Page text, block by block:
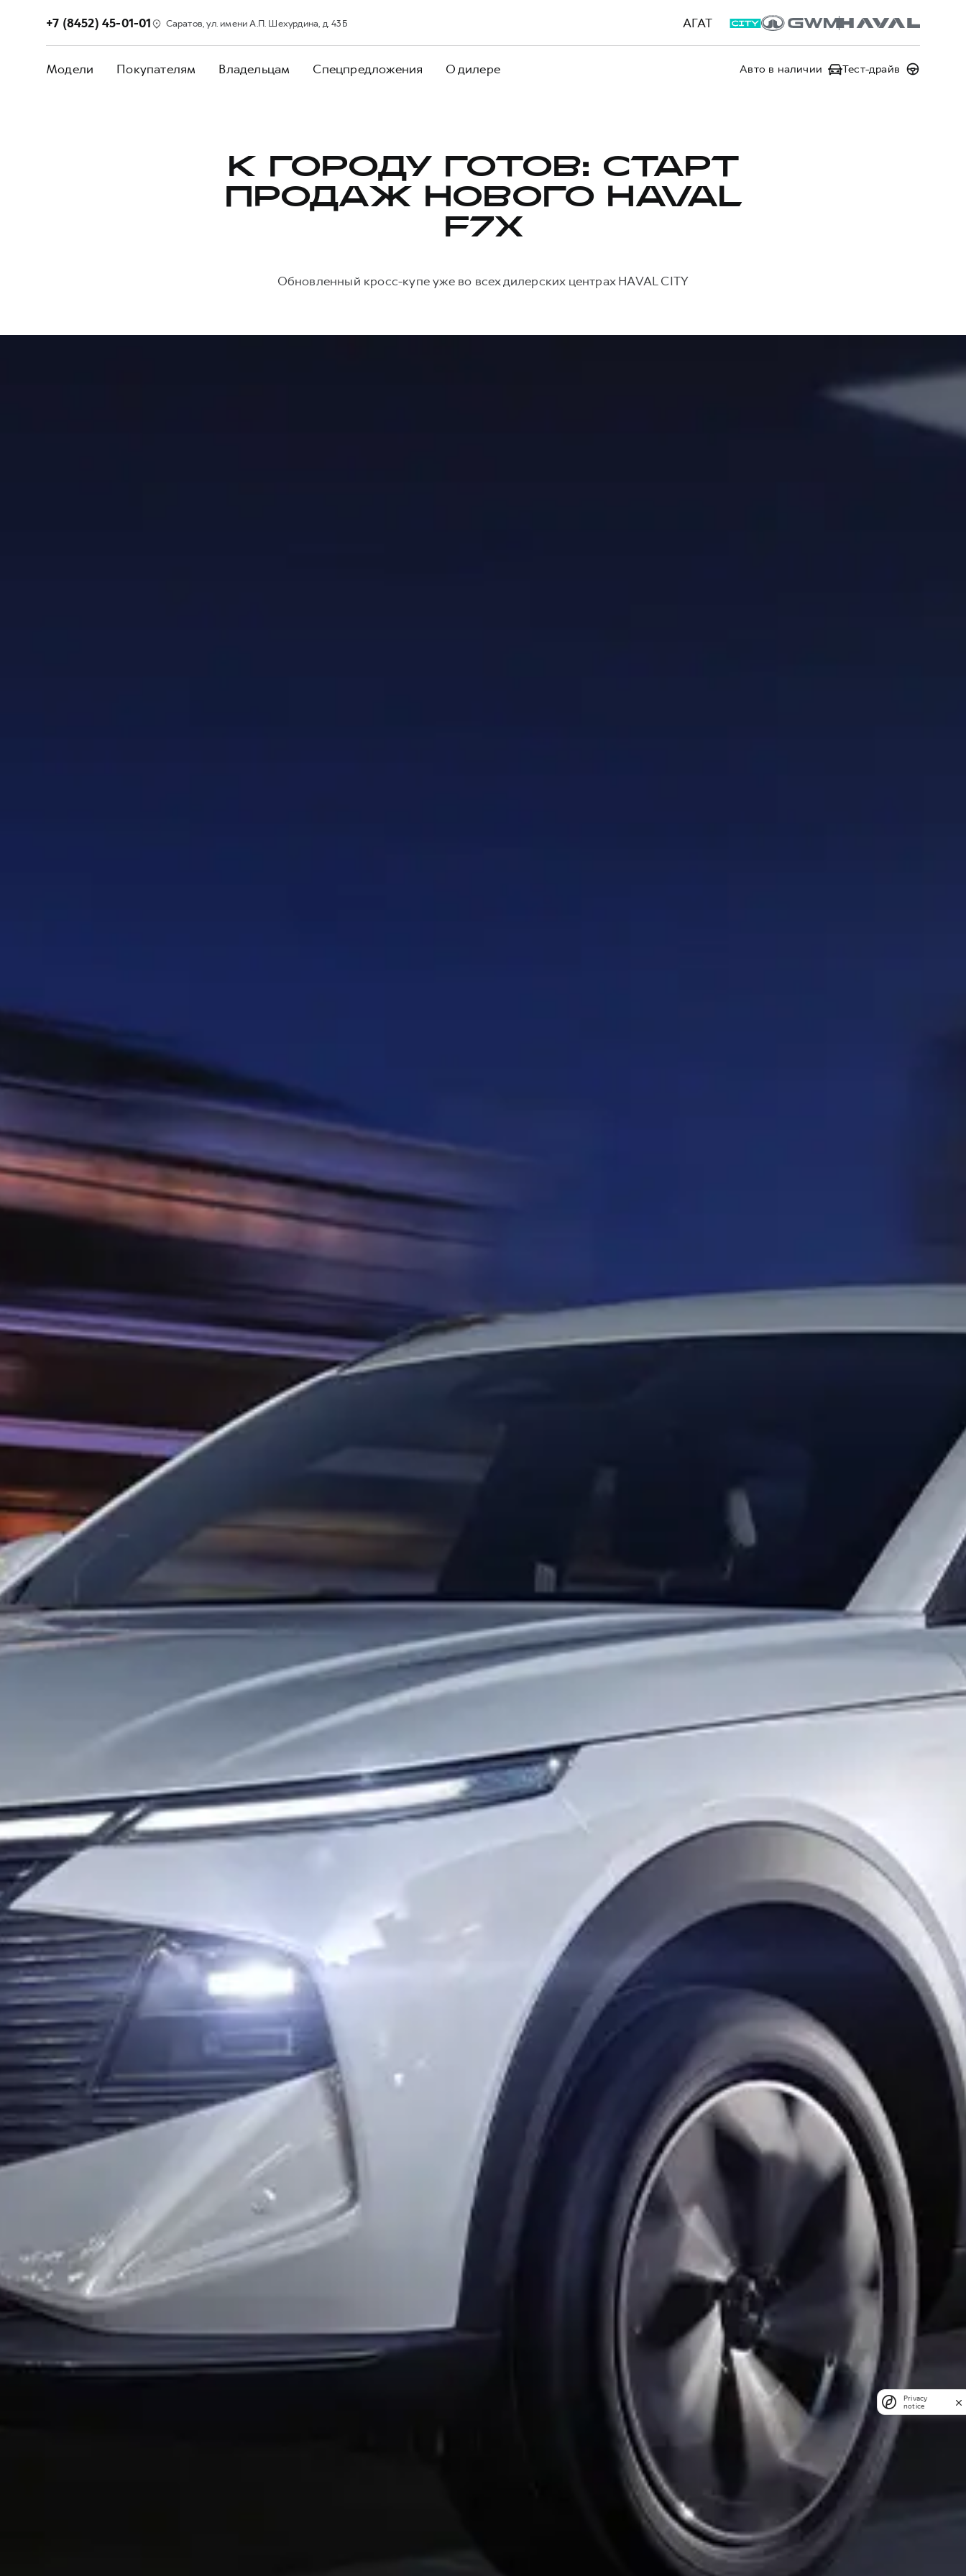
АГАТ
+7 (8452) 45-01-01 Саратов, ул. имени А.П. Шехурдина, д. 43Б
Модели Покупателям Владельцам Спецпредложения О дилере Авто в наличии Тест-драйв
К ГОРОДУ ГОТОВ: СТАРТ
ПРОДАЖ НОВОГО HAVAL
F7X
Обновленный кросс-купе уже во всех дилерских центрах HAVAL CITY
Privacy
notice